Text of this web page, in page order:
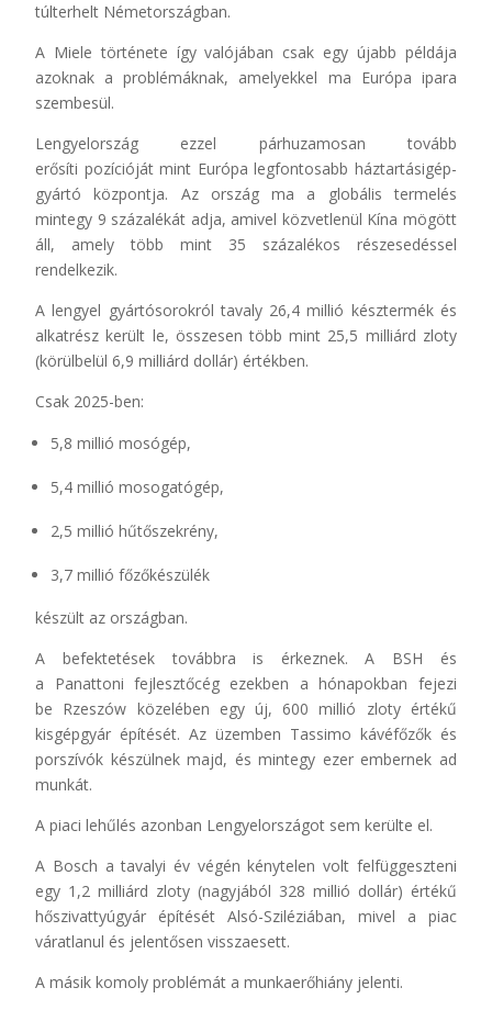
túlterhelt Németországban.
A Miele története így valójában csak egy újabb példája
azoknak a problémáknak, amelyekkel ma Európa ipara
szembesül.
Lengyelország ezzel párhuzamosan tovább
erősíti pozícióját mint Európa legfontosabb háztartásigép-
gyártó központja. Az ország ma a globális termelés
mintegy 9 százalékát adja, amivel közvetlenül Kína mögött
áll, amely több mint 35 százalékos részesedéssel
rendelkezik.
A lengyel gyártósorokról tavaly 26,4 millió késztermék és
alkatrész került le, összesen több mint 25,5 milliárd zloty
(körülbelül 6,9 milliárd dollár) értékben.
Csak 2025-ben:
5,8 millió mosógép,
5,4 millió mosogatógép,
2,5 millió hűtőszekrény,
3,7 millió főzőkészülék
készült az országban.
A befektetések továbbra is érkeznek. A BSH és
a Panattoni fejlesztőcég ezekben a hónapokban fejezi
be Rzeszów közelében egy új, 600 millió zloty értékű
kisgépgyár építését. Az üzemben Tassimo kávéfőzők és
porszívók készülnek majd, és mintegy ezer embernek ad
munkát.
A piaci lehűlés azonban Lengyelországot sem kerülte el.
A Bosch a tavalyi év végén kénytelen volt felfüggeszteni
egy 1,2 milliárd zloty (nagyjából 328 millió dollár) értékű
hőszivattyúgyár építését Alsó-Sziléziában, mivel a piac
váratlanul és jelentősen visszaesett.
A másik komoly problémát a munkaerőhiány jelenti.